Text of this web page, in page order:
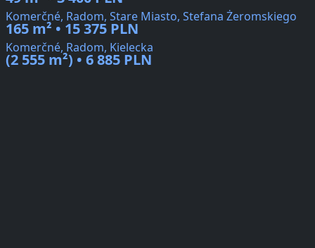
Komerčné, Radom, Stare Miasto, Stefana Żeromskiego
165 m² • 15 375 PLN
Komerčné, Radom, Kielecka
(2 555 m²) • 6 885 PLN